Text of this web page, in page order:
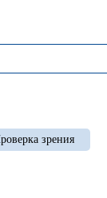
зрения